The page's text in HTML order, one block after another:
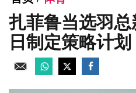
扎菲鲁当选羽
日制定策略计划